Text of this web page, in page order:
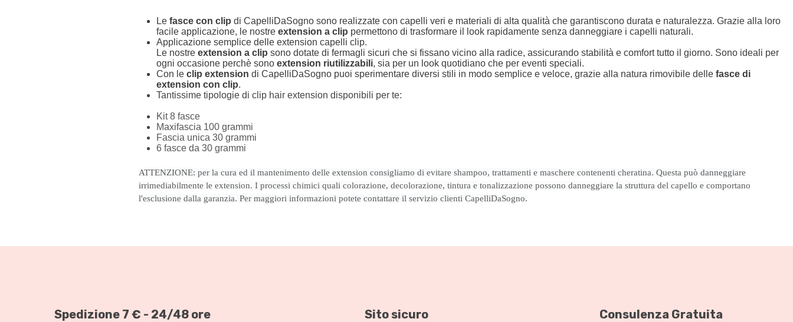
Lefasce con clip di CapelliDaSogno sono realizzate con capelli veri e materiali di alta qualità che garantiscono durata e naturalezza. Grazie alla loro
facile applicazione, le nostreextension a clip permettono di trasformare il look rapidamente senza danneggiare i capelli naturali.
Applicazione semplice delle extension capelli clip.
Le nostreextension a clipsono dotate di fermagli sicuri che si fissano vicino alla radice, assicurando stabilità e comfort tutto il giorno. Sono ideali per
ogni occasione perchè sonoextension riutilizzabili, sia per un look quotidiano che per eventi speciali.
Con leclip extension di CapelliDaSogno puoi sperimentare diversi stili in modo semplice e veloce, grazie alla natura rimovibile dellefasce di
extension con clip.
Tantissime tipologie di clip hair extension disponibili per te:
Kit 8 fasce
Maxifascia 100 grammi
Fascia unica 30 grammi
6 fasce da 30 grammi
ATTENZIONE: per la cura ed il mantenimento delle extension consigliamo di evitare shampoo, trattamenti e maschere contenenti cheratina. Questa può danneggiare
irrimediabilmente le extension. I processi chimici quali colorazione, decolorazione, tintura e tonalizzazione possono danneggiare la struttura del capello e comportano
l'esclusione dalla garanzia. Per maggiori informazioni potete contattare il servizio clienti CapelliDaSogno.
Spedizione 7 € - 24/48 ore Sito sicuro Consulenza Gratuita